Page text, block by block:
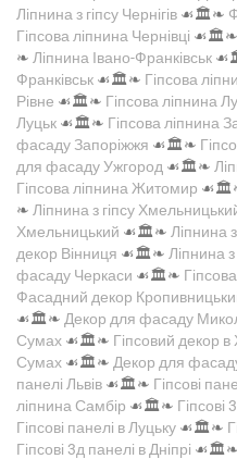
Ліпнина з гіпсу Чернігів ☙🏛️❧
Гіпсова ліпнина Чернівці ☙🏛️❧
❧ Ліпнина Івано-Франківськ
Франківськ ☙🏛️❧ Гіпсова
Рівне ☙🏛️❧ Гіпсова ліпнина
Луцьк ☙🏛️❧ Гіпсова ліпнина
фасаду Запоріжжя ☙🏛️❧
для фасаду Ужгород ☙🏛️❧
Гіпсова ліпнина Житомир
❧ Ліпнина з гіпсу
Хмельницький ☙🏛️❧ Ліпнина
декор Вінниця ☙🏛️❧ Ліпнина
фасаду Черкаси ☙🏛️❧
Фасадний декор
☙🏛️❧ Декор для фасаду
Сумах ☙🏛️❧ Гіпсовий декор в
Сумах ☙🏛️❧ Декор для
панелі Львів ☙🏛️❧ Гіпсові
ліпнина Самбір ☙🏛️❧ Гіпсові
Гіпсові панелі в Луцьку ☙🏛️❧
Гіпсові 3д панелі в Дніпрі ☙🏛️❧